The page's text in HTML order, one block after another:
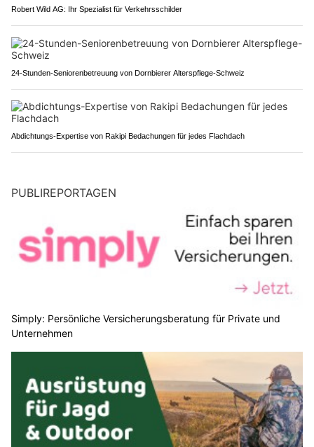
Robert Wild AG: Ihr Spezialist für Verkehrsschilder
24-Stunden-Seniorenbetreuung von Dornbierer Alterspflege-Schweiz
Abdichtungs-Expertise von Rakipi Bedachungen für jedes Flachdach
PUBLIREPORTAGEN
Simply: Persönliche Versicherungsberatung für Private und
Unternehmen